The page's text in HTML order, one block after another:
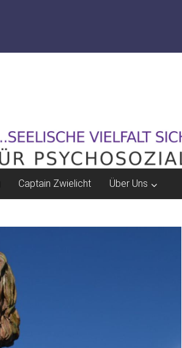
Captain Zwielicht Über Uns